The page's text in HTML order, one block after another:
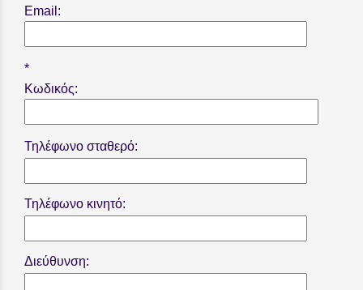
Email:
Κωδικός:
Τηλέφωνο σταθερό:
Τηλέφωνο κινητό:
Διεύθυνση: